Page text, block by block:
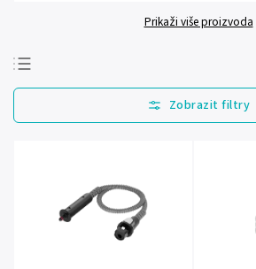
Prikaži više proizvoda
Najprodavanije
Najjeftinije